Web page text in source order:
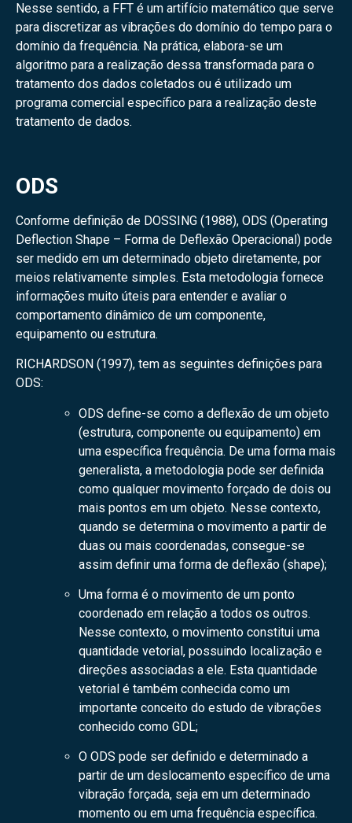
Nesse sentido, a FFT é um artifício matemático que serve
para discretizar as vibrações do domínio do tempo para o
domínio da frequência. Na prática, elabora-se um
algoritmo para a realização dessa transformada para o
tratamento dos dados coletados ou é utilizado um
programa comercial específico para a realização deste
tratamento de dados.
ODS
Conforme definição de DOSSING (1988), ODS (Operating
Deflection Shape – Forma de Deflexão Operacional) pode
ser medido em um determinado objeto diretamente, por
meios relativamente simples. Esta metodologia fornece
informações muito úteis para entender e avaliar o
comportamento dinâmico de um componente,
equipamento ou estrutura.
RICHARDSON (1997), tem as seguintes definições para
ODS:
ODS define-se como a deflexão de um objeto
(estrutura, componente ou equipamento) em
uma específica frequência. De uma forma mais
generalista, a metodologia pode ser definida
como qualquer movimento forçado de dois ou
mais pontos em um objeto. Nesse contexto,
quando se determina o movimento a partir de
duas ou mais coordenadas, consegue-se
assim definir uma forma de deflexão (shape);
Uma forma é o movimento de um ponto
coordenado em relação a todos os outros.
Nesse contexto, o movimento constitui uma
quantidade vetorial, possuindo localização e
direções associadas a ele. Esta quantidade
vetorial é também conhecida como um
importante conceito do estudo de vibrações
conhecido como GDL;
O ODS pode ser definido e determinado a
partir de um deslocamento específico de uma
vibração forçada, seja em um determinado
momento ou em uma frequência específica.